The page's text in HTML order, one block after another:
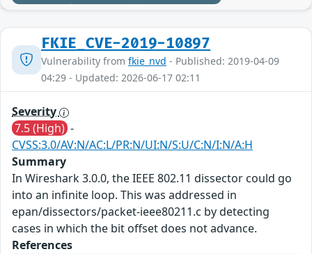
FKIE_CVE-2019-10897
Vulnerability from fkie_nvd - Published: 2019-04-09
04:29 - Updated: 2026-06-17 02:11
Severity
7.5 (High) -
CVSS:3.0/AV:N/AC:L/PR:N/UI:N/S:U/C:N/I:N/A:H
Summary
In Wireshark 3.0.0, the IEEE 802.11 dissector could go
into an infinite loop. This was addressed in
epan/dissectors/packet-ieee80211.c by detecting
cases in which the bit offset does not advance.
References